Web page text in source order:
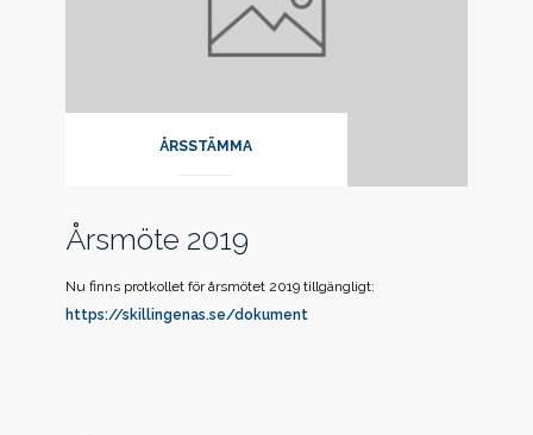
ÅRSSTÄMMA
Årsmöte 2019
Nu finns protkollet för årsmötet 2019 tillgängligt:
https://skillingenas.se/dokument